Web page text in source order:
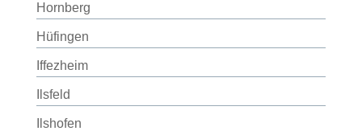
Hornberg
Hüfingen
Iffezheim
Ilsfeld
Ilshofen